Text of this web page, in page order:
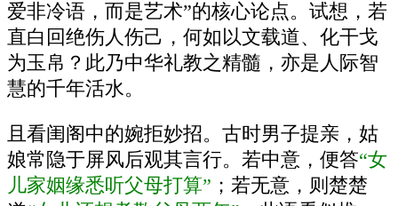
爱非冷语，而是艺术”的核心论点。试想，若
直白回绝伤人伤己，何如以文载道、化干戈
为玉帛？此乃中华礼教之精髓，亦是人际智
慧的千年活水。
且看闺阁中的婉拒妙招。古时男子提亲，姑
娘常隐于屏风后观其言行。若中意，便答“女
儿家姻缘悉听父母打算” ；若无意，则楚楚